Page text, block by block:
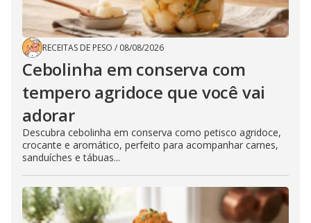
RECEITAS DE PESO / 08/08/2026
Cebolinha em conserva com
tempero agridoce que você vai
adorar
Descubra cebolinha em conserva como petisco agridoce,
crocante e aromático, perfeito para acompanhar carnes,
sanduíches e tábuas...